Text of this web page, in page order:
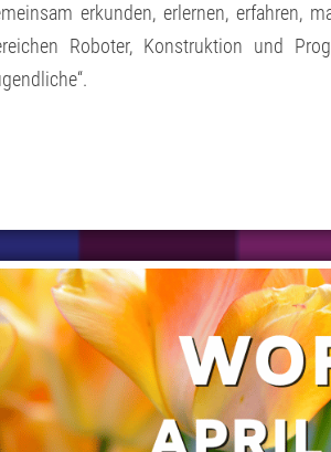
erkunden, erlernen, erfahren,
Roboter, Konstruktion und